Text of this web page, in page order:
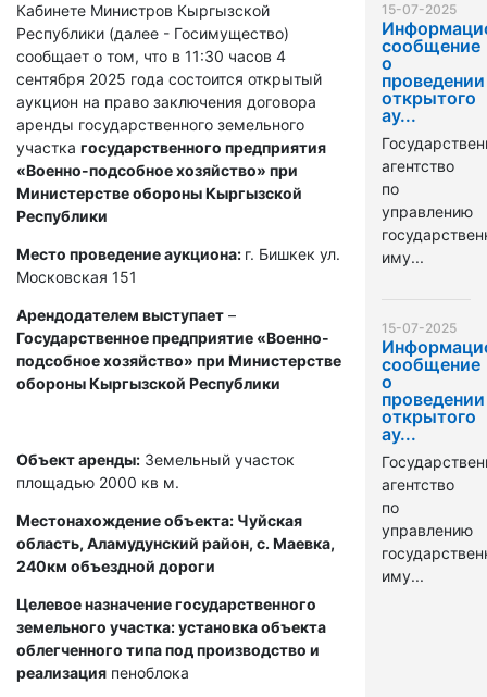
Кабинете Министров Кыргызской
Республики (далее - Госимущество)
сообщает о том, что в 11:30 часов 4
сентября 2025 года состоится открытый
аукцион на право заключения договора
аренды государственного земельного
участка государственного предприятия
«Военно-подсобное хозяйство» при
Министерстве обороны Кыргызской
Республики
Место проведение аукциона: г. Бишкек ул.
Московская 151
Арендодателем выступает –
Государственное предприятие «Военно-
подсобное хозяйство» при Министерстве
обороны Кыргызской Республики
Объект аренды: Земельный участок
площадью 2000 кв м.
Местонахождение объекта: Чуйская
область, Аламудунский район, с. Маевка,
240км объездной дороги
Целевое назначение государственного
земельного участка: установка объекта
облегченного типа под производство и
реализация пеноблока
15-07-2025
сообщение
о
проведении
открытого
ау...
агентство
по
управлению
иму...
15-07-2025
сообщение
о
проведении
открытого
ау...
агентство
по
управлению
иму...